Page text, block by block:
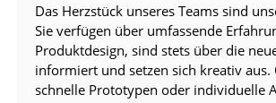
Das Herzstück unseres Teams sind
Sie verfügen über umfassende
Produktdesign, sind stets über die
informiert und setzen sich kreativ aus.
schnelle Prototypen oder individuelle